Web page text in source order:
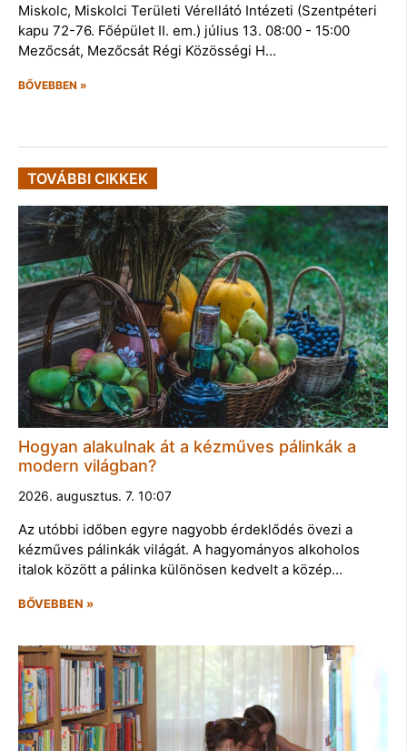
Miskolc, Miskolci Területi Vérellátó Intézeti (Szentpéteri
kapu 72-76. Főépület II. em.) július 13. 08:00 - 15:00
Mezőcsát, Mezőcsát Régi Közösségi H…
BŐVEBBEN »
TOVÁBBI CIKKEK
Hogyan alakulnak át a kézműves pálinkák a
modern világban?
2026. augusztus. 7. 10:07
Az utóbbi időben egyre nagyobb érdeklődés övezi a
kézműves pálinkák világát. A hagyományos alkoholos
italok között a pálinka különösen kedvelt a közép…
BŐVEBBEN »